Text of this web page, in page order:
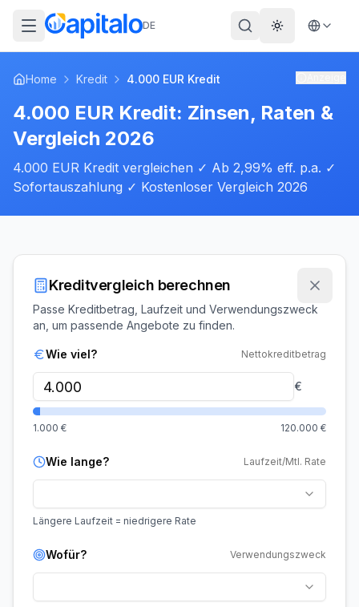
DE Theme
Home Kredit 4.000 EUR Kredit
4.000 EUR Kredit: Zinsen, Raten &
Vergleich 2026
4.000 EUR Kredit vergleichen ✓ Ab 2,99% eff. p.a. ✓
Sofortauszahlung ✓ Kostenloser Vergleich 2026
Kreditvergleich berechnen
Passe Kreditbetrag, Laufzeit und Verwendungszweck
an, um passende Angebote zu finden.
Wie viel? Nettokreditbetrag
€
1.000 € 120.000 €
Wie lange? Laufzeit/Mtl. Rate
Längere Laufzeit = niedrigere Rate
Wofür? Verwendungszweck